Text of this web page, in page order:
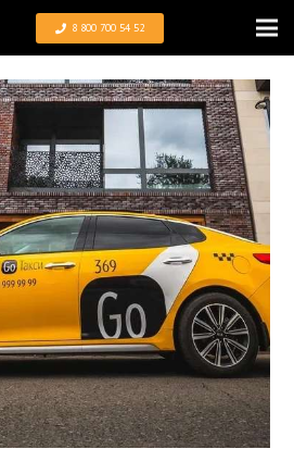
8 800 700 54 52